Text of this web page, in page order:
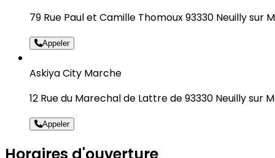
79 Rue Paul et Camille Thomoux 93330 Neuilly sur
Appeler
Askiya City Marche
12 Rue du Marechal de Lattre de 93330 Neuilly sur
Appeler
Horaires d'ouverture